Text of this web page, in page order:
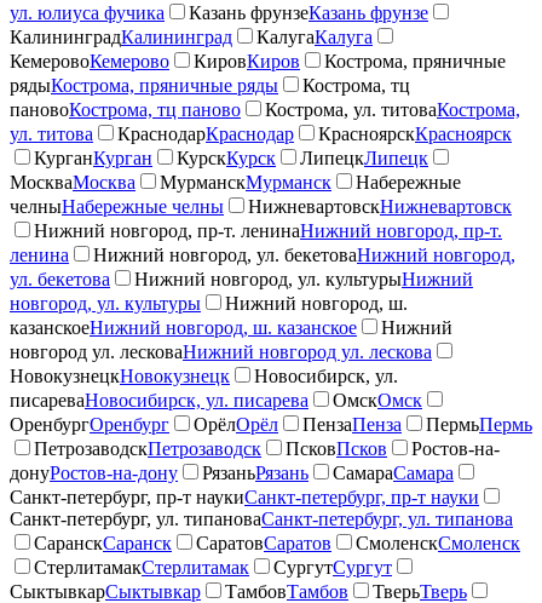
ул. юлиуса фучика
Казань фрунзеКазань фрунзе
КалининградКалининград КалугаКалуга
КемеровоКемерово КировКиров
Кострома, пряничные
рядыКострома, пряничные ряды
Кострома, тц
пановоКострома, тц паново Кострома, ул. титоваКострома,
ул. титова
КраснодарКраснодар КрасноярскКрасноярск
КурганКурган КурскКурск ЛипецкЛипецк
МоскваМосква МурманскМурманск
Набережные
челныНабережные челны НижневартовскНижневартовск
Нижний новгород, пр-т. ленинаНижний новгород, пр-т.
ленина
Нижний новгород, ул. бекетоваНижний новгород,
ул. бекетова
Нижний новгород, ул. культурыНижний
новгород, ул. культуры
Нижний новгород, ш.
казанскоеНижний новгород, ш. казанское
Нижний
новгород ул. лесковаНижний новгород ул. лескова
НовокузнецкНовокузнецк
Новосибирск, ул.
писареваНовосибирск, ул. писарева ОмскОмск
ОренбургОренбург ОрёлОрёл ПензаПенза ПермьПермь
ПетрозаводскПетрозаводск ПсковПсков
Ростов-на-
донуРостов-на-дону РязаньРязань СамараСамара
Санкт-петербург, пр-т наукиСанкт-петербург, пр-т науки
Санкт-петербург, ул. типановаСанкт-петербург, ул. типанова
СаранскСаранск СаратовСаратов СмоленскСмоленск
СтерлитамакСтерлитамак СургутСургут
СыктывкарСыктывкар ТамбовТамбов ТверьТверь